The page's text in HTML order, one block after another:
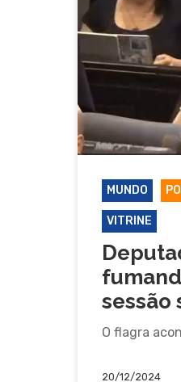
MUNDO
VITRINE
sessão
O flagra
20/12/2024